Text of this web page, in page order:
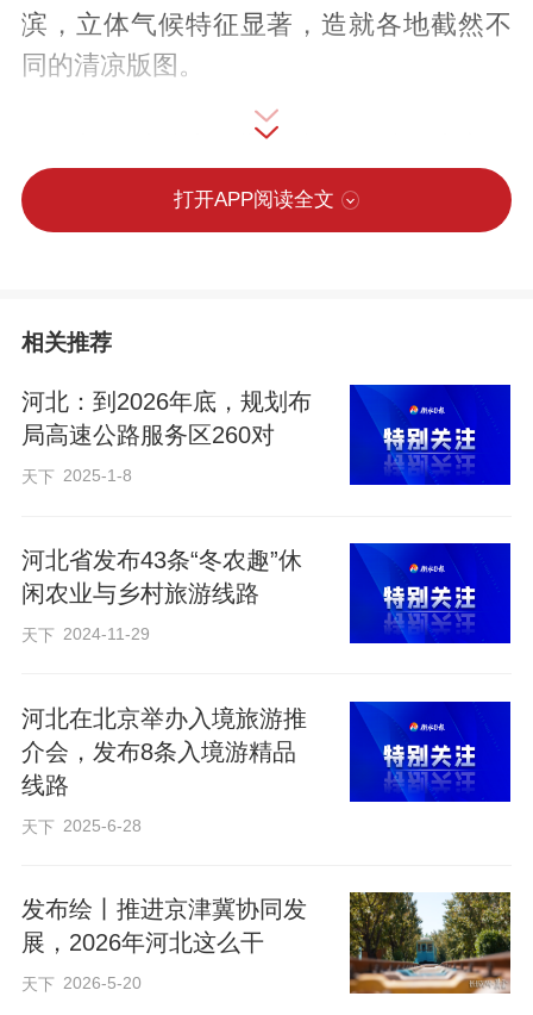
滨，立体气候特征显著，造就各地截然不
同的清凉版图。
如果想在驰骋中追逐自由，可以到张家口
看一看被称为“中国66号公路”的草原天路，
在沽源感受湿地的旖旎风光和草原的辽
如果想在碧波与苇荡间寻觅静谧，秦皇岛
与沧州值得一去。这里有北戴河的海风、
联峰山上松涛阵阵、中海滩畔浪花轻卷。
渤海之滨的南大港湿地，万亩芦苇碧波翻
在夏天，还可以到燕山—太行山山脉走一
走。作为燕山山脉主峰的雾灵山，有着“一
了“天然氧吧”。在涞源县白石山，21℃的夏
季平均气温下有巍峨的大理岩峰林和大片
的红桦林。再往南，石家庄驼梁的亚高山
草甸柔软如毯，入夜需拥被而眠；灵寿五
幽谷。在邢台，大峡谷的赤壁丹崖切割出
一线凉天，前南峪的次生林是徒步好去
处。在邯郸，京娘湖的碧水、七步沟的森
打开APP阅读全文
相关推荐
河北：到2026年底，规划布
局高速公路服务区260对
天下 2025-1-8
河北省发布43条“冬农趣”休
闲农业与乡村旅游线路
天下 2024-11-29
河北在北京举办入境旅游推
介会，发布8条入境游精品
线路
天下 2025-6-28
发布绘丨推进京津冀协同发
展，2026年河北这么干
天下 2026-5-20